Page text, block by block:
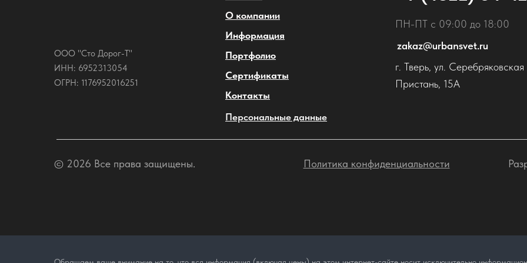
ООО "Сто Дорог-Т"
ИНН: 6952313054
ОГРН: 1176952016251
О компании
Информация
Портфолио
Сертификаты
Контакты
ПН-ПТ с 09:00 до 18:00
г. Тверь, ул. Серебряковская
Пристань, 15А
© 2026 Все права защищены. Политика конфиденциальности
zakaz@urbansvet.ru
Персональные данные